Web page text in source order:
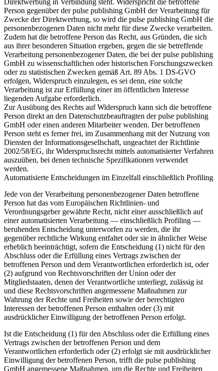
Direktwerbung in Verbindung steht. Widerspricht die betroffene
Person gegenüber der pulse publishing GmbH der Verarbeitung für
Zwecke der Direktwerbung, so wird die pulse publishing GmbH die
personenbezogenen Daten nicht mehr für diese Zwecke verarbeiten.
Zudem hat die betroffene Person das Recht, aus Gründen, die sich
aus ihrer besonderen Situation ergeben, gegen die sie betreffende
Verarbeitung personenbezogener Daten, die bei der pulse publishing
GmbH zu wissenschaftlichen oder historischen Forschungszwecken
oder zu statistischen Zwecken gemäß Art. 89 Abs. 1 DS-GVO
erfolgen, Widerspruch einzulegen, es sei denn, eine solche
Verarbeitung ist zur Erfüllung einer im öffentlichen Interesse
liegenden Aufgabe erforderlich.
Zur Ausübung des Rechts auf Widerspruch kann sich die betroffene
Person direkt an den Datenschutzbeauftragten der pulse publishing
GmbH oder einen anderen Mitarbeiter wenden. Der betroffenen
Person steht es ferner frei, im Zusammenhang mit der Nutzung von
Diensten der Informationsgesellschaft, ungeachtet der Richtlinie
2002/58/EG, ihr Widerspruchsrecht mittels automatisierter Verfahren
auszuüben, bei denen technische Spezifikationen verwendet
werden.
Automatisierte Entscheidungen im Einzelfall einschließlich Profiling
Jede von der Verarbeitung personenbezogener Daten betroffene
Person hat das vom Europäischen Richtlinien- und
Verordnungsgeber gewährte Recht, nicht einer ausschließlich auf
einer automatisierten Verarbeitung — einschließlich Profiling —
beruhenden Entscheidung unterworfen zu werden, die ihr
gegenüber rechtliche Wirkung entfaltet oder sie in ähnlicher Weise
erheblich beeinträchtigt, sofern die Entscheidung (1) nicht für den
Abschluss oder die Erfüllung eines Vertrags zwischen der
betroffenen Person und dem Verantwortlichen erforderlich ist, oder
(2) aufgrund von Rechtsvorschriften der Union oder der
Mitgliedstaaten, denen der Verantwortliche unterliegt, zulässig ist
und diese Rechtsvorschriften angemessene Maßnahmen zur
Wahrung der Rechte und Freiheiten sowie der berechtigten
Interessen der betroffenen Person enthalten oder (3) mit
ausdrücklicher Einwilligung der betroffenen Person erfolgt.
Ist die Entscheidung (1) für den Abschluss oder die Erfüllung eines
Vertrags zwischen der betroffenen Person und dem
Verantwortlichen erforderlich oder (2) erfolgt sie mit ausdrücklicher
Einwilligung der betroffenen Person, trifft die pulse publishing
GmbH angemessene Maßnahmen, um die Rechte und Freiheiten